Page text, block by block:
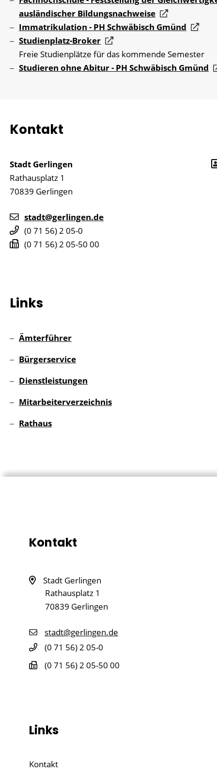
ausländischer Bildungsnachweise
Immatrikulation - PH Schwäbisch Gmünd
Studienplatz-Broker
Freie Studienplätze für das kommende Semester
Studieren ohne Abitur - PH Schwäbisch Gmünd
Kontakt
Stadt Gerlingen
Rathausplatz 1
70839 Gerlingen
stadt@gerlingen.de
(0 71 56) 2 05-0
(0 71 56) 2 05-50 00
Links
Ämterführer
Bürgerservice
Dienstleistungen
Mitarbeiterverzeichnis
Rathaus
Kontakt
Stadt Gerlingen
Rathausplatz 1
70839 Gerlingen
stadt@gerlingen.de
(0 71 56) 2 05-0
(0 71 56) 2 05-50 00
Links
Kontakt